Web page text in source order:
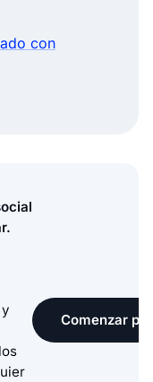
con
Comenzar